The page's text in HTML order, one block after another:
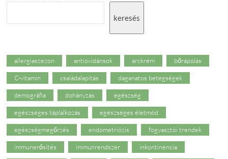
keresés
allergiaszezon antioxidánsok arckrém bőrápolás
C-vitamin családalapítás daganatos betegségek
demográfia dohányzás egészség
egészséges táplálkozás egészséges életmód
egészségmegőrzés endometriózis fogyasztói trendek
immunerősítés immunrendszer inkontinencia